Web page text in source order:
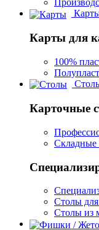
Карты для
100%
Карточные
Складные
Столы для
Столы из